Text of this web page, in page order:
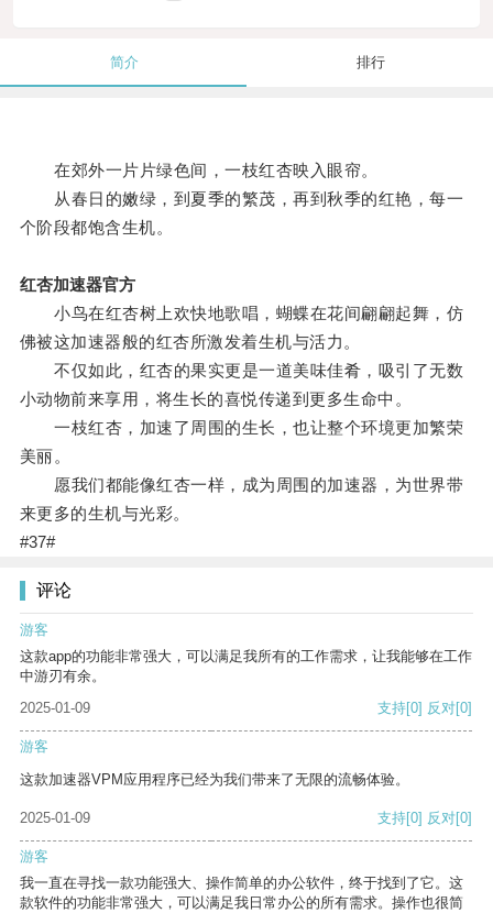
简介 排行
在郊外一片片绿色间，一枝红杏映入眼帘。
从春日的嫩绿，到夏季的繁茂，再到秋季的红艳，每一
个阶段都饱含生机。
红杏加速器官方
小鸟在红杏树上欢快地歌唱，蝴蝶在花间翩翩起舞，仿
佛被这加速器般的红杏所激发着生机与活力。
不仅如此，红杏的果实更是一道美味佳肴，吸引了无数
小动物前来享用，将生长的喜悦传递到更多生命中。
一枝红杏，加速了周围的生长，也让整个环境更加繁荣
美丽。
愿我们都能像红杏一样，成为周围的加速器，为世界带
来更多的生机与光彩。
#37#
评论
游客
这款app的功能非常强大，可以满足我所有的工作需求，让我能够在工作
中游刃有余。
2025-01-09
支持[0] 反对[0]
游客
这款加速器VPM应用程序已经为我们带来了无限的流畅体验。
2025-01-09 支持[0] 反对[0]
游客
我一直在寻找一款功能强大、操作简单的办公软件，终于找到了它。这
款软件的功能非常强大，可以满足我日常办公的所有需求。操作也很简